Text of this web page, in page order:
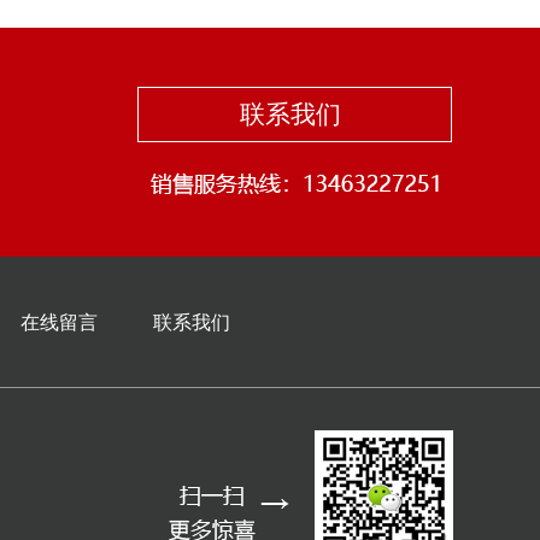
联系我们
在线留言 联系我们